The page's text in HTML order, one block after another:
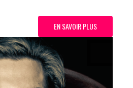
EN SAVOIR PLUS